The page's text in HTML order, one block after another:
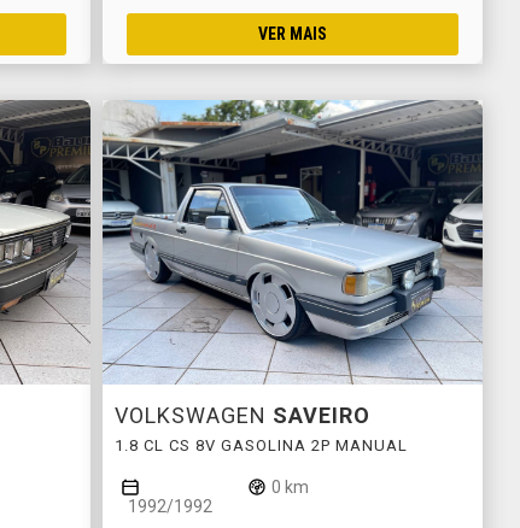
VER MAIS
VOLKSWAGEN SAVEIRO
1.8 CL CS 8V GASOLINA 2P MANUAL
1992/1992
0 km